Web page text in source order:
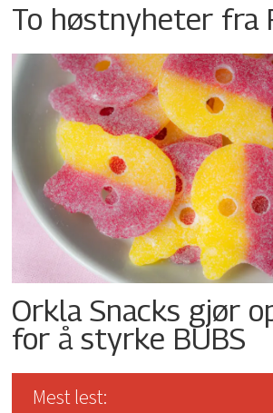
To høstnyheter fra
Orkla Snacks gjør
for å styrke BUBS
Mest lest: